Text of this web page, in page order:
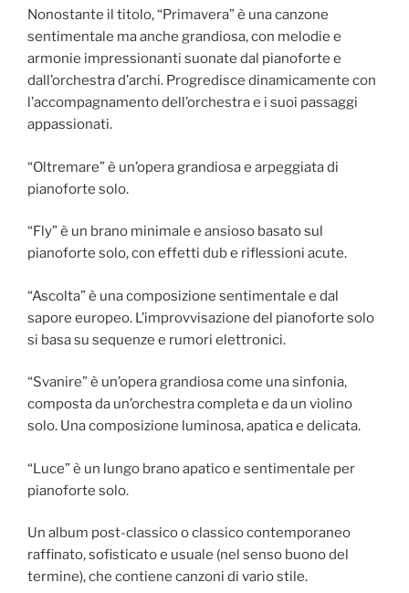
Nonostante il titolo, “Primavera” è una canzone
sentimentale ma anche grandiosa, con melodie e
armonie impressionanti suonate dal pianoforte e
dall’orchestra d’archi. Progredisce dinamicamente con
l’accompagnamento dell’orchestra e i suoi passaggi
appassionati.
“Oltremare” è un’opera grandiosa e arpeggiata di
pianoforte solo.
“Fly” è un brano minimale e ansioso basato sul
pianoforte solo, con effetti dub e riflessioni acute.
“Ascolta” è una composizione sentimentale e dal
sapore europeo. L’improvvisazione del pianoforte solo
si basa su sequenze e rumori elettronici.
“Svanire” è un’opera grandiosa come una sinfonia,
composta da un’orchestra completa e da un violino
solo. Una composizione luminosa, apatica e delicata.
“Luce” è un lungo brano apatico e sentimentale per
pianoforte solo.
Un album post-classico o classico contemporaneo
raffinato, sofisticato e usuale (nel senso buono del
termine), che contiene canzoni di vario stile.